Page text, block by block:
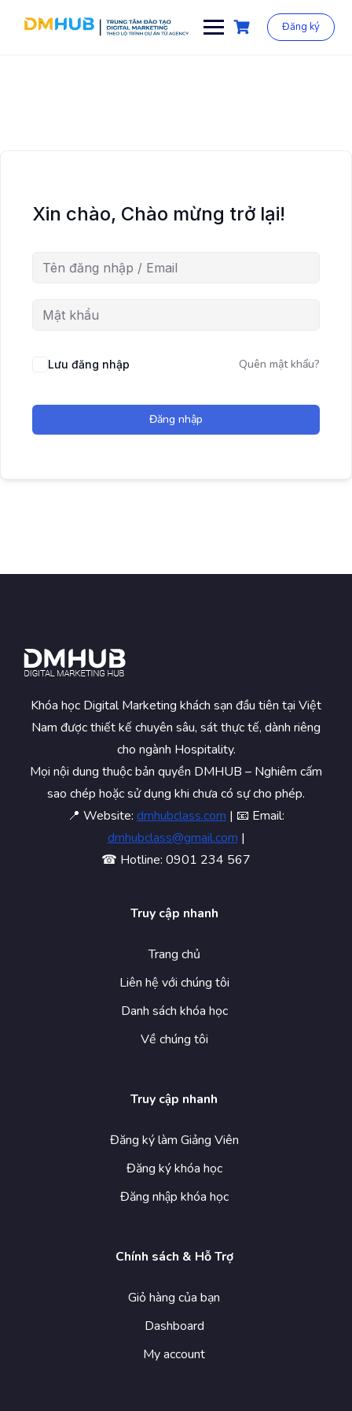
Đăng ký
Xin chào, Chào mừng trở lại!
Lưu đăng nhập Quên mật khẩu?
Đăng nhập
Khóa học Digital Marketing khách sạn đầu tiên tại Việt
Nam được thiết kế chuyên sâu, sát thực tế, dành riêng
cho ngành Hospitality.
Mọi nội dung thuộc bản quyền DMHUB – Nghiêm cấm
sao chép hoặc sử dụng khi chưa có sự cho phép.
📍 Website: dmhubclass.com | 📧 Email:
dmhubclass@gmail.com |
☎ Hotline: 0901 234 567
Truy cập nhanh
Trang chủ
Liên hệ với chúng tôi
Danh sách khóa học
Về chúng tôi
Truy cập nhanh
Đăng ký làm Giảng Viên
Đăng ký khóa học
Đăng nhập khóa học
Chính sách & Hỗ Trợ
Giỏ hàng của bạn
Dashboard
My account